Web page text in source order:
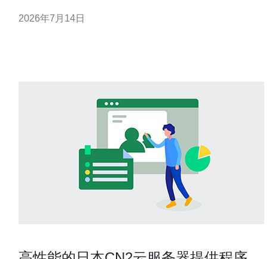
做价格对比，并结合VPS/主机、域名、CDN与高防DDoS
2026年7月14日